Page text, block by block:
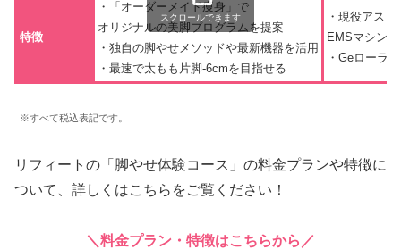
特徴
・「オーダーメイド痩身」で
オリジナルの美脚プログラムを提案
・独自の脚やせメソッドや最新機器を活用
・最速で太もも片脚-6cmを目指せる
・現役アス
EMSマシン
・Geローラ
スクロールできます
※すべて税込表記です。
リフィートの「脚やせ体験コース」の料金プランや特徴に
ついて、詳しくはこちらをご覧ください！
＼料金プラン・特徴はこちらから／